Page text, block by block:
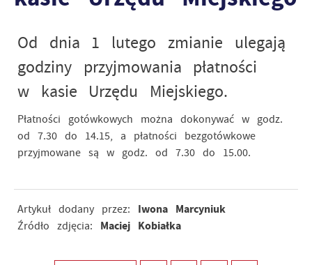
Od dnia 1 lutego zmianie ulegają
godziny przyjmowania płatności
w kasie Urzędu Miejskiego.
Płatności gotówkowych można dokonywać w godz.
od 7.30 do 14.15, a płatności bezgotówkowe
przyjmowane są w godz. od 7.30 do 15.00.
Artykuł dodany przez: Iwona Marcyniuk
Źródło zdjęcia: Maciej Kobiałka